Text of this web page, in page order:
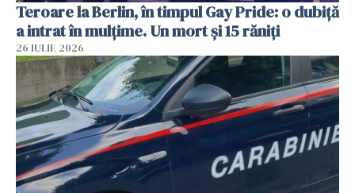
Teroare la Berlin, în timpul Gay Pride: o dubiță
a intrat în mulțime. Un mort și 15 răniți
26 IULIE 2026